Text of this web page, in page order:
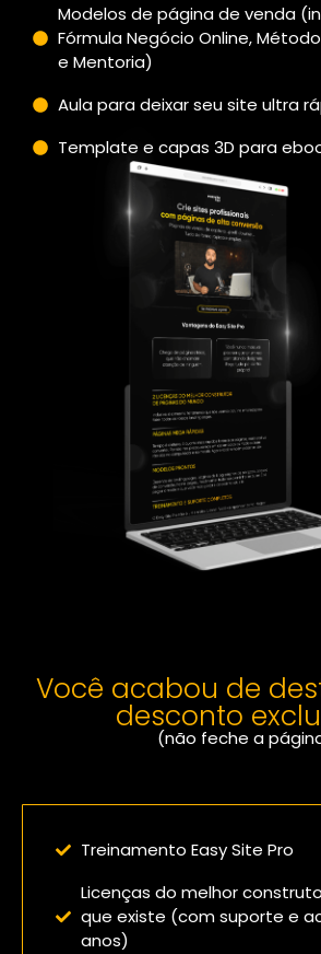
Modelos de página de venda
Fórmula Negócio Online,
e Mentoria)
Aula para deixar seu site ultra
Template e capas 3D para
Você acabou de
desconto
(não feche a
Confira o que você vai
Treinamento Easy Site Pro
Licenças do melhor
que existe (com suporte e
anos)